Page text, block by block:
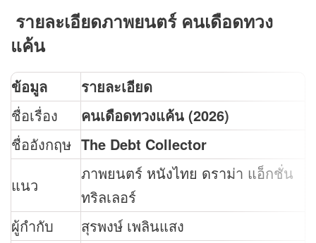
รายละเอียดภาพยนตร์ คนเดือดทวง
แค้น
ข้อมูล
รายละเอียด
ชื่อเรื่อง
คนเดือดทวงแค้น (2026)
ชื่ออังกฤษ The Debt Collector
แนว
ภาพยนตร์ หนังไทย ดราม่า แอ็กชั่น
ทริลเลอร์
ผู้กำกับ
สุรพงษ์ เพลินแสง